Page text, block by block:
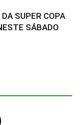
SUPER COPA
SÁBADO